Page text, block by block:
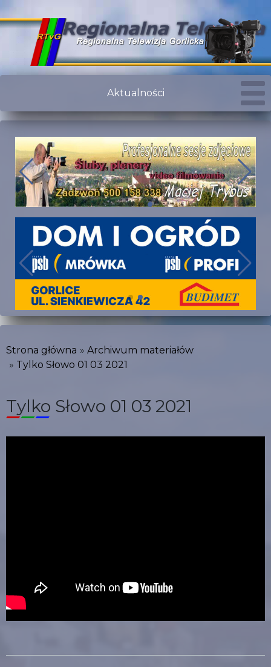
Aktualności
Strona główna
Archiwum materiałów
Tylko Słowo 01 03 2021
Tylko Słowo 01 03 2021